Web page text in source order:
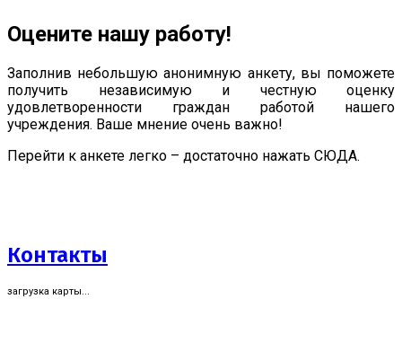
Оцените нашу работу!
Заполнив небольшую анонимную анкету, вы поможете
получить независимую и честную оценку
удовлетворенности граждан работой нашего
учреждения. Ваше мнение очень важно!
Перейти к анкете легко – достаточно нажать СЮДА.
Контакты
загрузка карты...